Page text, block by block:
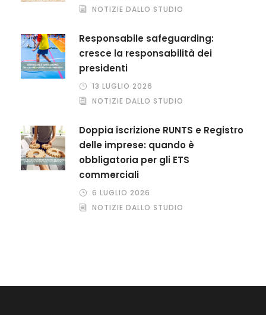
NOTIZIE DALLO STUDIO
Responsabile safeguarding:
cresce la responsabilità dei
presidenti
13 LUGLIO 2026
NOTIZIE DALLO STUDIO
Doppia iscrizione RUNTS e Registro
delle imprese: quando è
obbligatoria per gli ETS
commerciali
6 LUGLIO 2026
NOTIZIE DALLO STUDIO